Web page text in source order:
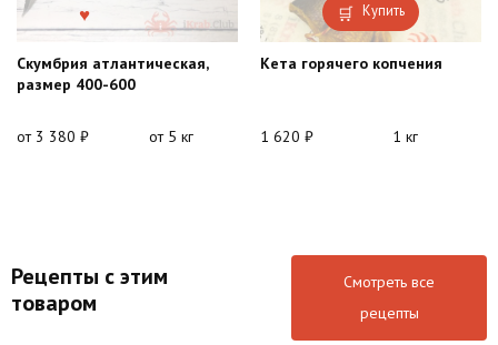
Скумбрия атлантическая,
размер 400-600
от 3 380 ₽ от 5 кг
Купить
Кета горячего копчения
1 620 ₽ 1 кг
Рецепты с этим
товаром
Смотреть все
рецепты